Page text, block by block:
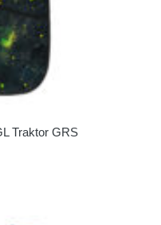
Traktor GRS